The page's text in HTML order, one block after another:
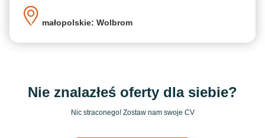
małopolskie: Wolbrom
Nie znalazłeś oferty dla siebie?
Nic straconego! Zostaw nam swoje CV